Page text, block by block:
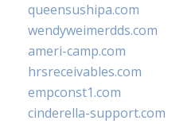
queensushipa.com
wendyweimerdds.com
ameri-camp.com
hrsreceivables.com
empconst1.com
cinderella-support.com